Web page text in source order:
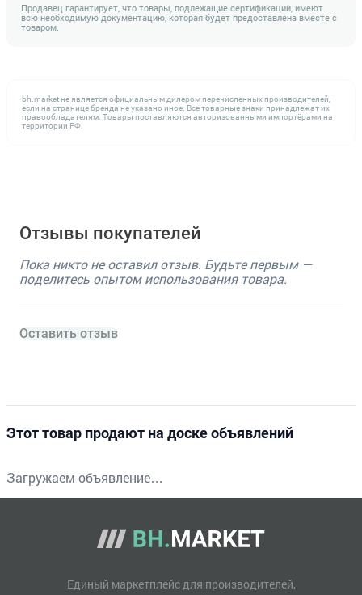
Продавец гарантирует, что товары, подлежащие сертификации, имеют
всю необходимую документацию, которая будет предоставлена вместе с
товаром.
bh.market не является официальным дилером перечисленных производителей,
если на странице бренда не указано иное. Все товарные знаки принадлежат их
правообладателям. Товары поставляются авторизованными импортёрами на
территории РФ.
Отзывы покупателей
Пока никто не оставил отзыв. Будьте первым —
поделитесь опытом использования товара.
Оставить отзыв
Этот товар продают на доске объявлений
Загружаем объявление…
Единый маркетплейс для производителей,